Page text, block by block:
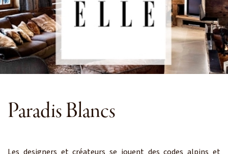
Paradis Blancs